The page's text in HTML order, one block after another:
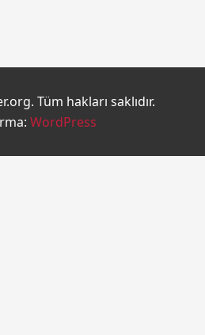
Tüm hakları saklıdır.
WordPress